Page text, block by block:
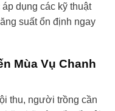
dụng các kỹ thuật
suất ổn định ngay
Mùa Vụ Chanh
thu, người trồng cần